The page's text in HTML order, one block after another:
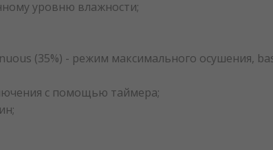
уровню влажности;
(35%) - режим максимального осушения,
с помощью таймера;